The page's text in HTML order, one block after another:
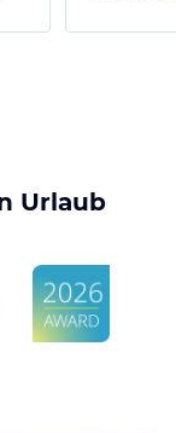
Urlaub